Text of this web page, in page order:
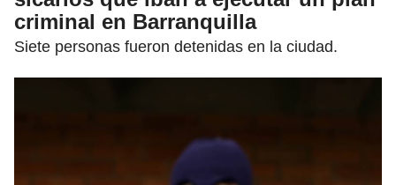
criminal en Barranquilla
Siete personas fueron detenidas en la ciudad.